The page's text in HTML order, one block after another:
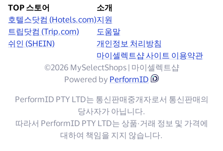
TOP 스토어
호텔스닷컴 (Hotels.com)
트립닷컴 (Trip.com)
쉬인 (SHEIN)
소개
지원
도움말
개인정보 처리방침
마이셀렉트샵 사이트 이용약관
©2026 MySelectShops | 마이셀렉트샵
Powered by PerformID
PerformID PTY LTD는 통신판매중개자로서 통신판매의
당사자가 아닙니다.
따라서 PerformID PTY LTD는 상품·거래 정보 및 가격에
대하여 책임을 지지 않습니다.